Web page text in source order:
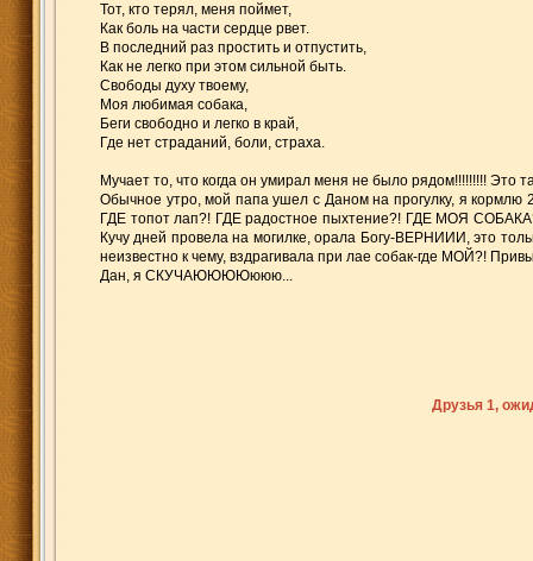
Тот, кто терял, меня поймет,
Как боль на части сердце рвет.
В последний раз простить и отпустить,
Как не легко при этом сильной быть.
Свободы духу твоему,
Моя любимая собака,
Беги свободно и легко в край,
Где нет страданий, боли, страха.
Мучает то, что когда он умирал меня не было рядом!!!!!!!!! Это
Обычное утро, мой папа ушел с Даном на прогулку, я кормлю
ГДЕ топот лап?! ГДЕ радостное пыхтение?! ГДЕ МОЯ
Кучу дней провела на могилке, орала Богу-ВЕРНИИИ, это
неизвестно к чему, вздрагивала при лае собак-где МОЙ?!
Дан, я СКУЧАЮЮЮЮююю...
Друзья 1,